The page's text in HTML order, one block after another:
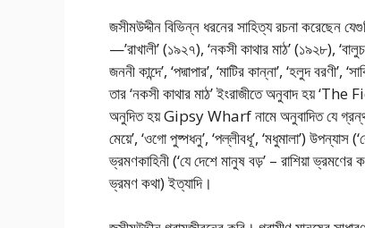
জসীমউদ্দীন বিভিন্ন ধরনের সাহিত্য রচনা করেছেন
—’রাখালী’ (১৯২৭), ‘নকসী কাথার মাঠ’ (১৯২৮),
জননী কান্দে’, ‘পদ্মাপার’, ‘মাটির কান্না’, ‘হলুদ
তার ‘নকসী কাথার মাঠ’ ইংরাজীতে অনুবাদ হয়
অনুদিত হয় Gipsy Wharf নামে অনুবাদিত যে গ্রন্থ
মেয়ে’, ‘ওগো পুষ্পধনু’, ‘পল্লীবধূ’, ‘মধুমালা’) উপন্যাস
ভ্রমণকাহিনী (‘যে দেশে মানুষ বড়’ – রাশিয়া ভ্রমণের
ভ্রমণ কথা) ইত্যাদি।